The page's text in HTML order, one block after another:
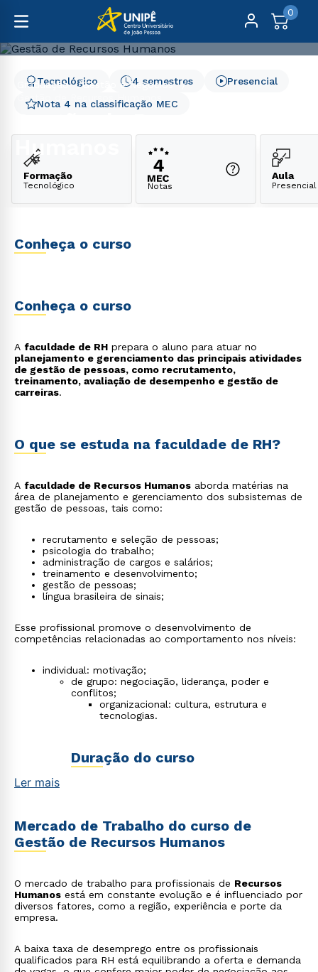
0
Graduação
Gestão e Negócios
Gestão de Recursos Humanos
Humanos
Nota 4 na classificação MEC
4 semestres
Tecnológico Presencial
Formação
Tecnológico Notas
Aula
Presencial
Conheça o curso
Conheça o curso
A faculdade de RH prepara o aluno para atuar no
planejamento e gerenciamento das principais atividades
de gestão de pessoas, como recrutamento,
treinamento, avaliação de desempenho e gestão de
carreiras.
O que se estuda na faculdade de RH?
A faculdade de Recursos Humanos aborda matérias na
área de planejamento e gerenciamento dos subsistemas de
gestão de pessoas, tais como:
recrutamento e seleção de pessoas;
psicologia do trabalho;
administração de cargos e salários;
treinamento e desenvolvimento;
gestão de pessoas;
língua brasileira de sinais;
Esse profissional promove o desenvolvimento de
competências relacionadas ao comportamento nos níveis:
individual: motivação;
de grupo: negociação, liderança, poder e
conflitos;
organizacional: cultura, estrutura e
tecnologias.
Duração do curso
maneira eficiente em diversas áreas de gestão
de pessoas.
Ler mais
Mercado de Trabalho do curso de
Gestão de Recursos Humanos
O mercado de trabalho para profissionais de Recursos
Humanos está em constante evolução e é influenciado por
diversos fatores, como a região, experiência e porte da
empresa.
A baixa taxa de desemprego entre os profissionais
qualificados para RH está equilibrando a oferta e demanda